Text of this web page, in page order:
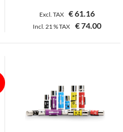
Excl. TAX €61.16
Incl. 21 %TAX €74.00
Dieses
Varianten
auf.
Die